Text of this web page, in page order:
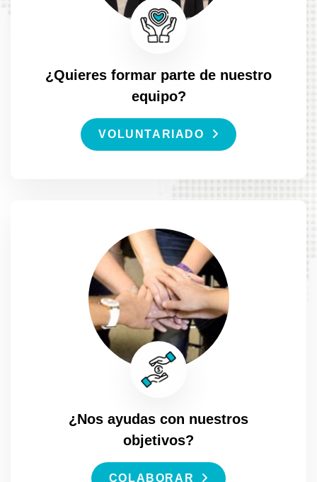
¿Quieres formar parte de nuestro
equipo?
VOLUNTARIADO
¿Nos ayudas con nuestros
objetivos?
COLABORAR